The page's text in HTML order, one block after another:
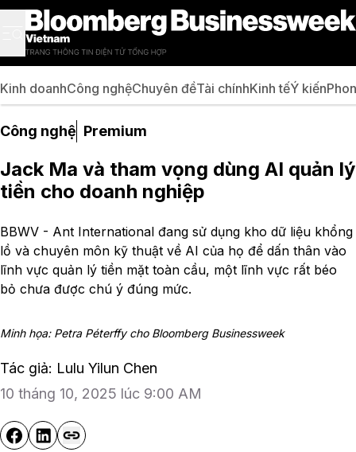
Kinh doanhCông nghệChuyên đềTài chínhKinh tếÝ kiến
Công nghệ Premium
Jack Ma và tham vọng dùng AI quản lý
tiền cho doanh nghiệp
BBWV - Ant International đang sử dụng kho dữ liệu khổng
lồ và chuyên môn kỹ thuật về AI của họ để dấn thân vào
lĩnh vực quản lý tiền mặt toàn cầu, một lĩnh vực rất béo
bỏ chưa được chú ý đúng mức.
Minh họa: Petra Péterffy cho Bloomberg Businessweek
Tác giả: Lulu Yilun Chen
10 tháng 10, 2025 lúc 9:00 AM